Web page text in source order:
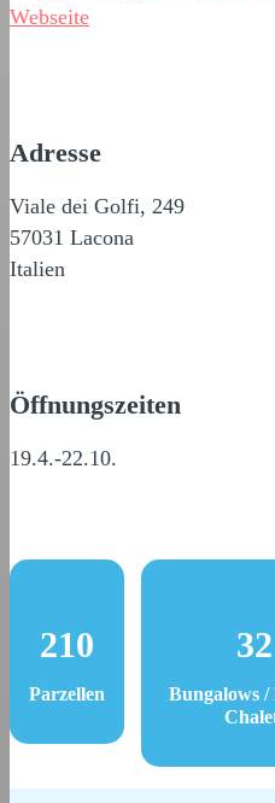
Webseite
Adresse
Viale dei Golfi, 249
57031 Lacona
Italien
Öffnungszeiten
19.4.-22.10.
210
Parzellen
32
Bungalows